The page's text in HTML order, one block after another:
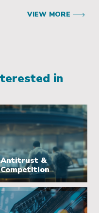
VIEW MORE
in
Antitrust &
Competition